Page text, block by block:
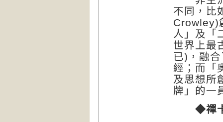
不同，比
Crowley)
人」及「
世界上最
已)，融
經；而「
及思想所
牌」的一
◆禪